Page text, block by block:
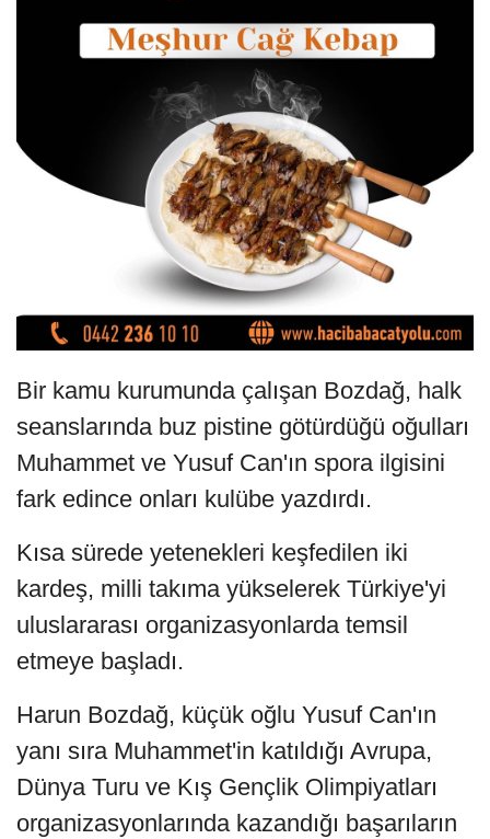
Bir kamu kurumunda çalışan Bozdağ, halk
seanslarında buz pistine götürdüğü oğulları
Muhammet ve Yusuf Can'ın spora ilgisini
fark edince onları kulübe yazdırdı.
Kısa sürede yetenekleri keşfedilen iki
kardeş, milli takıma yükselerek Türkiye'yi
uluslararası organizasyonlarda temsil
etmeye başladı.
Harun Bozdağ, küçük oğlu Yusuf Can'ın
yanı sıra Muhammet'in katıldığı Avrupa,
Dünya Turu ve Kış Gençlik Olimpiyatları
organizasyonlarında kazandığı başarıların